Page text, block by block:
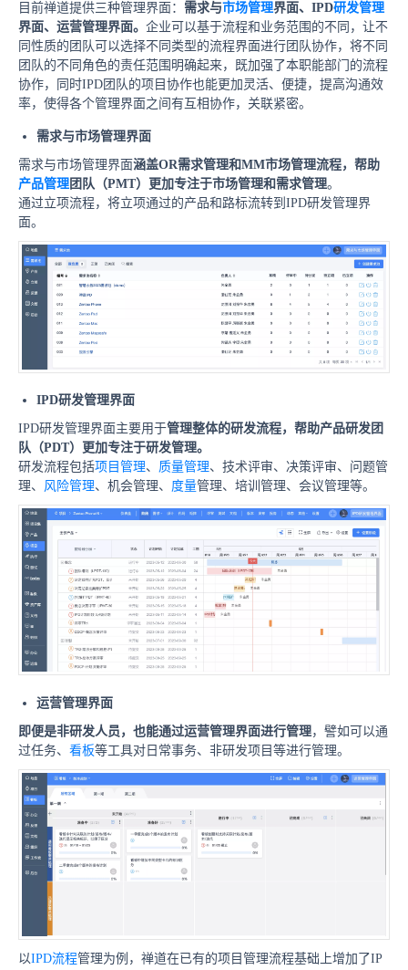
目前禅道提供三种管理界面： 需求与市场管理界面、IPD研发管理
界面、运营管理界面。 企业可以基于流程和业务范围的不同，让不
同性质的团队可以选择不同类型的流程界面进行团队协作，将不同
团队的不同角色的责任范围明确起来，既加强了本职能部门的流程
协作，同时IPD团队的项目协作也能更加灵活、便捷，提高沟通效
率，使得各个管理界面之间有互相协作，关联紧密。
需求与市场管理界面
需求与市场管理界面涵盖OR需求管理和MM市场管理流程，帮助
产品管理 团队（PMT）更加专注于市场管理和需求管理。
通过立项流程，将立项通过的产品和路标流转到IPD研发管理界
面。
IPD研发管理界面
IPD研发管理界面主要用于管理整体的研发流程，帮助产品研发团
队（PDT）更加专注于研发管理。
研发流程包括项目管理、 质量管理、技术评审、决策评审、问题管
理、 风险管理、机会管理、 度量管理、培训管理、会议管理等。
运营管理界面
即便是非研发人员，也能通过运营管理界面进行管理，譬如可以通
过任务、 看板等工具对日常事务、非研发项目等进行管理。
以IPD流程管理为例，禅道在已有的项目管理流程基础上增加了IP